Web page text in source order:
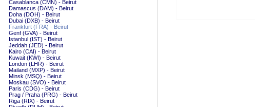
Casablanca (CMN) - Beirut
Damascus (DAM) - Beirut
Doha (DOH) - Beirut
Dubai (DXB) - Beirut
Frankfurt (FRA) - Beirut
Genf (GVA) - Beirut
Istanbul (IST) - Beirut
Jeddah (JED) - Beirut
Kairo (CAI) - Beirut
Kuwait (KWI) - Beirut
London (LHR) - Beirut
Mailand (MXP) - Beirut
Minsk (MSQ) - Beirut
Moskau (SVO) - Beirut
Paris (CDG) - Beirut
Prag / Praha (PRG) - Beirut
Riga (RIX) - Beirut